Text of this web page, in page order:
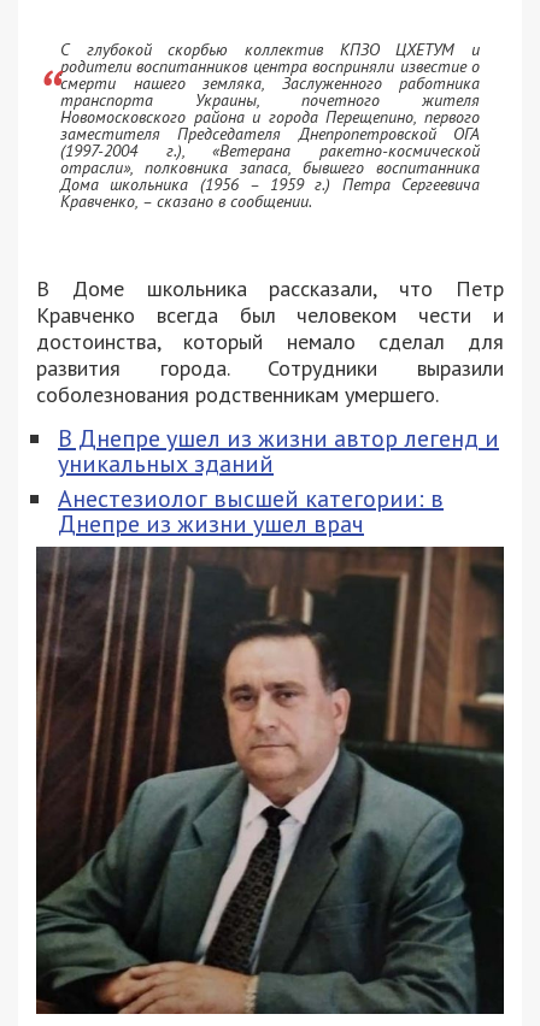
С глубокой скорбью коллектив КПЗО ЦХЕТУМ и
родители воспитанников центра восприняли известие о
смерти нашего земляка, Заслуженного работника
транспорта Украины, почетного жителя
Новомосковского района и города Перещепино, первого
заместителя Председателя Днепропетровской ОГА
(1997-2004 г.), «Ветерана ракетно-космической
отрасли», полковника запаса, бывшего воспитанника
Дома школьника (1956 – 1959 г.) Петра Сергеевича
Кравченко, – сказано в сообщении.
В Доме школьника рассказали, что Петр
Кравченко всегда был человеком чести и
достоинства, который немало сделал для
развития города. Сотрудники выразили
соболезнования родственникам умершего.
В Днепре ушел из жизни автор легенд и
уникальных зданий
Анестезиолог высшей категории: в
Днепре из жизни ушел врач